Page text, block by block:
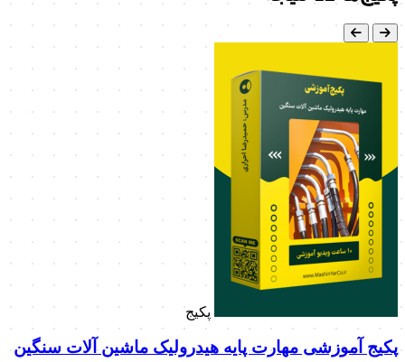
پکیج
پکیج آموزشی مهارت پایه هیدرولیک ماشین آلات سنگین